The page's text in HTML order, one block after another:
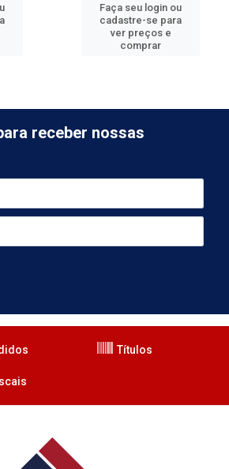
Faça seu login ou
cadastre-se para
ver preços e
comprar
receber nossas
Títulos